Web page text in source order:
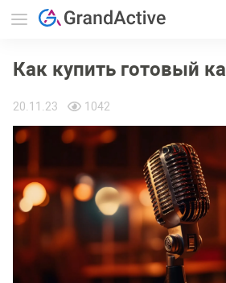
Как купить готовый
20.11.23 1042